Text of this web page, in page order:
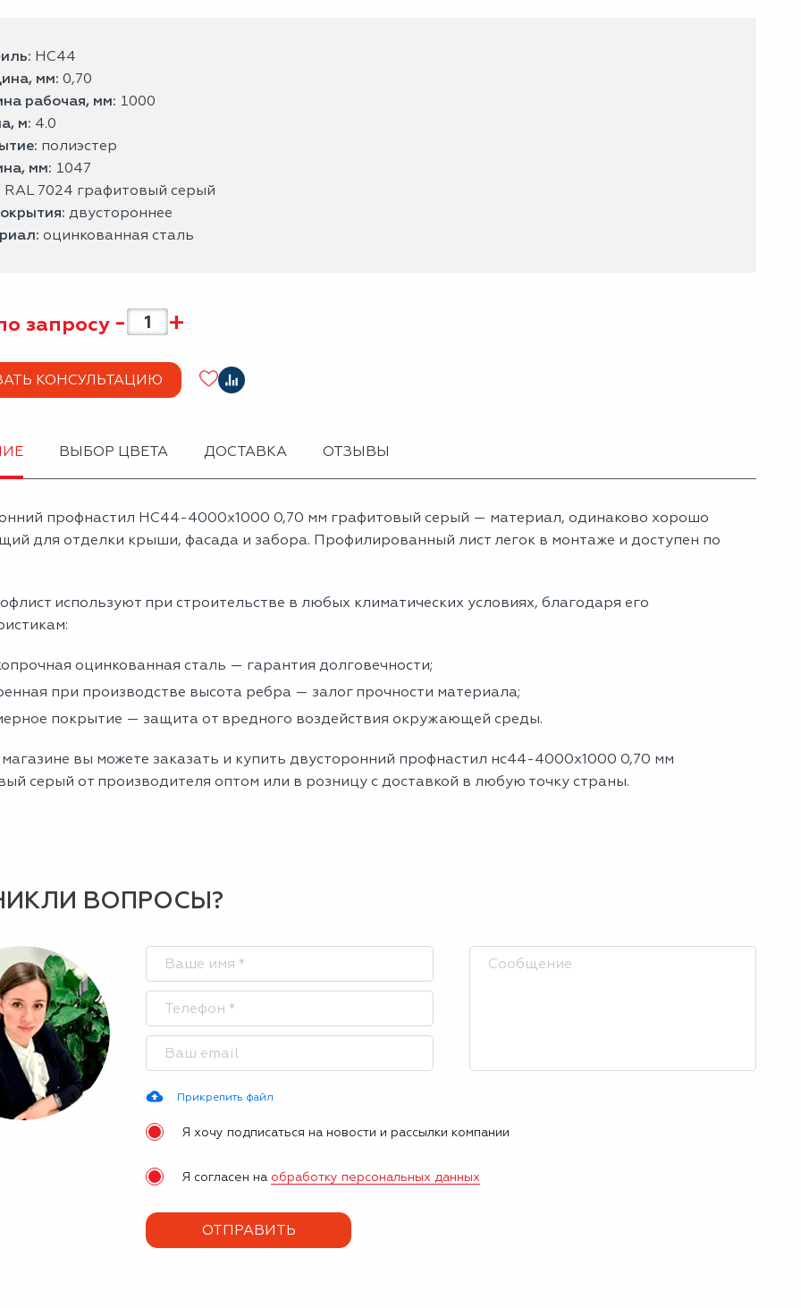
НС44
мм: 0,70
рабочая, мм: 1000
м: 4.0
полиэстер
мм: 1047
RAL 7024 графитовый серый
двустороннее
оцинкованная сталь
запросу - +
КОНСУЛЬТАЦИЮ
ВЫБОР ЦВЕТА ДОСТАВКА ОТЗЫВЫ
профнастил НС44-4000х1000 0,70 мм графитовый серый — материал, одинаково хорошо
для отделки крыши, фасада и забора. Профилированный лист легок в монтаже и доступен по
используют при строительстве в любых климатических условиях, благодаря его
оцинкованная сталь — гарантия долговечности;
при производстве высота ребра — залог прочности материала;
покрытие — защита от вредного воздействия окружающей среды.
вы можете заказать и купить двусторонний профнастил нс44-4000х1000 0,70 мм
серый от производителя оптом или в розницу с доставкой в любую точку страны.
ВОПРОСЫ?
Прикрепить файл
Я хочу подписаться на новости и рассылки компании
Я согласен на обработку персональных данных